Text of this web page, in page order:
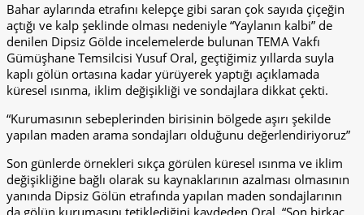
Bahar aylarında etrafını kelepçe gibi saran çok sayıda çiçeğin
açtığı ve kalp şeklinde olması nedeniyle “Yaylanın kalbi” de
denilen Dipsiz Gölde incelemelerde bulunan TEMA Vakfı
Gümüşhane Temsilcisi Yusuf Oral, geçtiğimiz yıllarda suyla
kaplı gölün ortasına kadar yürüyerek yaptığı açıklamada
küresel ısınma, iklim değişikliği ve sondajlara dikkat çekti.
“Kurumasının sebeplerinden birisinin bölgede aşırı şekilde
yapılan maden arama sondajları olduğunu değerlendiriyoruz”
Son günlerde örnekleri sıkça görülen küresel ısınma ve iklim
değişikliğine bağlı olarak su kaynaklarının azalması olmasının
yanında Dipsiz Gölün etrafında yapılan maden sondajlarının